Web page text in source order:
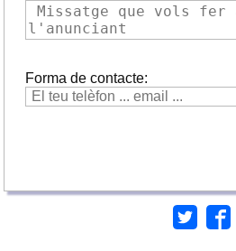
Forma de contacte: